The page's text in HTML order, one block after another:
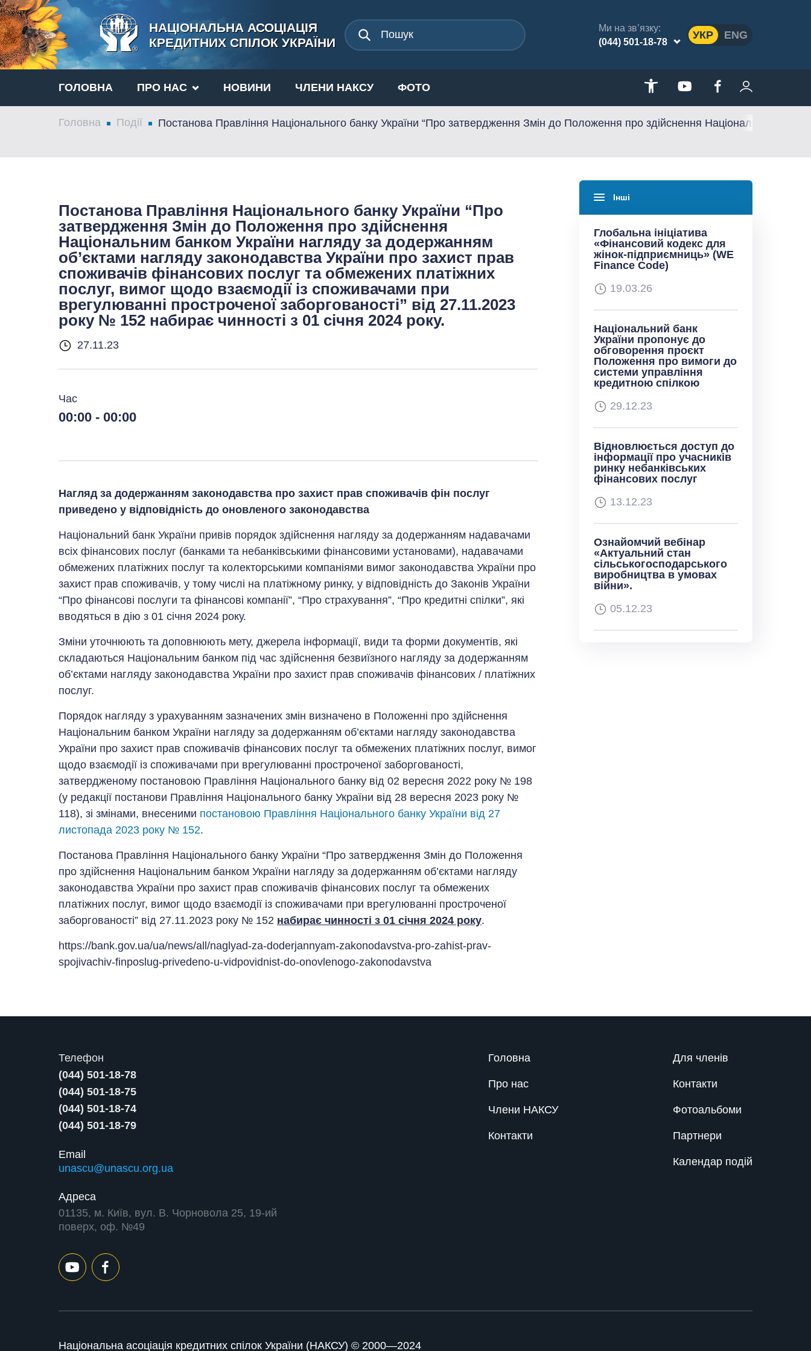
НАЦІОНАЛЬНА АСОЦІАЦІЯ
КРЕДИТНИХ СПІЛОК УКРАЇНИ
Ми на зв’язку:
(044) 501-18-78
УКР ENG
ГОЛОВНА ПРО НАС НОВИНИ ЧЛЕНИ НАКСУ ФОТО
Головна Події Постанова Правління Національного банку України “Про затвердження Змін до Положення про здійснення Національним
Постанова Правління Національного банку України “Про
затвердження Змін до Положення про здійснення
Національним банком України нагляду за додержанням
об’єктами нагляду законодавства України про захист прав
споживачів фінансових послуг та обмежених платіжних
послуг, вимог щодо взаємодії із споживачами при
врегулюванні простроченої заборгованості” від 27.11.2023
року № 152 набирає чинності з 01 січня 2024 року.
27.11.23
Час
00:00 - 00:00
Нагляд за додержанням законодавства про захист прав споживачів фін послуг
приведено у відповідність до оновленого законодавства
Національний банк України привів порядок здійснення нагляду за додержанням надавачами
всіх фінансових послуг (банками та небанківськими фінансовими установами), надавачами
обмежених платіжних послуг та колекторськими компаніями вимог законодавства України про
захист прав споживачів, у тому числі на платіжному ринку, у відповідність до Законів України
“Про фінансові послуги та фінансові компанії”, “Про страхування”, “Про кредитні спілки”, які
вводяться в дію з 01 січня 2024 року.
Зміни уточнюють та доповнюють мету, джерела інформації, види та форми документів, які
складаються Національним банком під час здійснення безвиїзного нагляду за додержанням
об’єктами нагляду законодавства України про захист прав споживачів фінансових / платіжних
послуг.
Порядок нагляду з урахуванням зазначених змін визначено в Положенні про здійснення
Національним банком України нагляду за додержанням об’єктами нагляду законодавства
України про захист прав споживачів фінансових послуг та обмежених платіжних послуг, вимог
щодо взаємодії із споживачами при врегулюванні простроченої заборгованості,
затвердженому постановою Правління Національного банку від 02 вересня 2022 року № 198
(у редакції постанови Правління Національного банку України від 28 вересня 2023 року №
118), зі змінами, внесеними постановою Правління Національного банку України від 27
листопада 2023 року № 152.
Постанова Правління Національного банку України “Про затвердження Змін до Положення
про здійснення Національним банком України нагляду за додержанням об’єктами нагляду
законодавства України про захист прав споживачів фінансових послуг та обмежених
платіжних послуг, вимог щодо взаємодії із споживачами при врегулюванні простроченої
заборгованості” від 27.11.2023 року № 152 набирає чинності з 01 січня 2024 року.
https://bank.gov.ua/ua/news/all/naglyad-za-doderjannyam-zakonodavstva-pro-zahist-prav-
spojivachiv-finposlug-privedeno-u-vidpovidnist-do-onovlenogo-zakonodavstva
Інші
Глобальна ініціатива
«Фінансовий кодекс для
жінок-підприємниць» (WE
Finance Code)
19.03.26
Національний банк
України пропонує до
обговорення проєкт
Положення про вимоги до
системи управління
кредитною спілкою
29.12.23
Відновлюється доступ до
інформації про учасників
ринку небанківських
фінансових послуг
13.12.23
Ознайомчий вебінар
«Актуальний стан
сільськогосподарського
виробництва в умовах
війни».
05.12.23
Телефон
(044) 501-18-78
(044) 501-18-75
(044) 501-18-74
(044) 501-18-79
Email
unascu@unascu.org.ua
Адреса
01135, м. Київ, вул. В. Чорновола 25, 19-ий
поверх, оф. №49
Головна
Про нас
Члени НАКСУ
Контакти
Для членів
Контакти
Фотоальбоми
Партнери
Календар подій
Національна асоціація кредитних спілок України (НАКСУ) © 2000—2024